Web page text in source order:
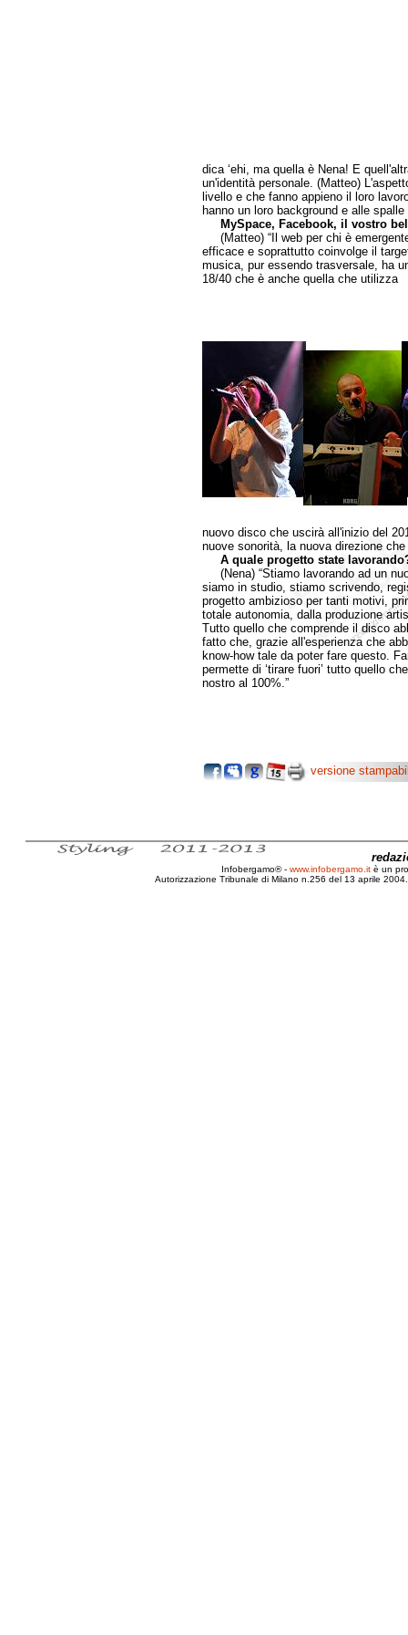
dica ‘ehi, ma quella è Nena! E
un'identità personale. (Matteo)
livello e che fanno appieno il loro
hanno un loro background e alle
MySpace, Facebook, il vostro
(Matteo) “Il web per chi è
efficace e soprattutto coinvolge il
musica, pur essendo trasversale, ha
18/40 che è anche quella che utilizza
nuovo disco che uscirà all'inizio del
nuove sonorità, la nuova direzione che
A quale progetto state
(Nena) “Stiamo lavorando ad un
siamo in studio, stiamo scrivendo,
progetto ambizioso per tanti motivi,
totale autonomia, dalla produzione
Tutto quello che comprende il disco
fatto che, grazie all'esperienza che
know-how tale da poter fare questo.
permette di ‘tirare fuori’ tutto quello
nostro al 100%.”
versione
Infobergamo® - www.infobergamo.it è un
Autorizzazione Tribunale di Milano n.256 del 13 aprile